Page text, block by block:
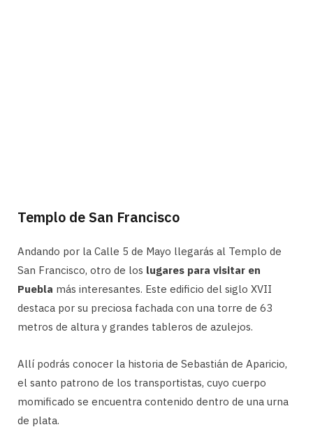
Templo de San Francisco
Andando por la Calle 5 de Mayo llegarás al Templo de
San Francisco, otro de los lugares para visitar en
Puebla más interesantes. Este edificio del siglo XVII
destaca por su preciosa fachada con una torre de 63
metros de altura y grandes tableros de azulejos.
Allí podrás conocer la historia de Sebastián de Aparicio,
el santo patrono de los transportistas, cuyo cuerpo
momificado se encuentra contenido dentro de una urna
de plata.